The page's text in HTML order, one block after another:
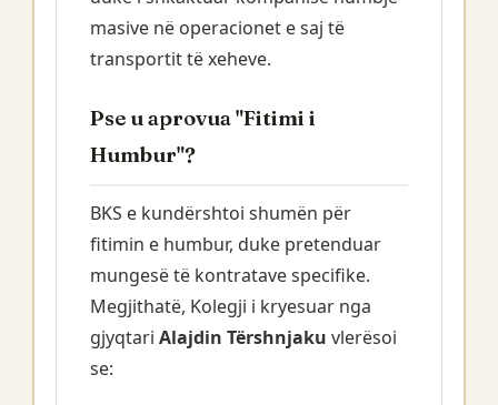
masive në operacionet e saj të
transportit të xeheve.
Pse u aprovua "Fitimi i
Humbur"?
BKS e kundërshtoi shumën për
fitimin e humbur, duke pretenduar
mungesë të kontratave specifike.
Megjithatë, Kolegji i kryesuar nga
gjyqtari Alajdin Tërshnjaku vlerësoi
se: